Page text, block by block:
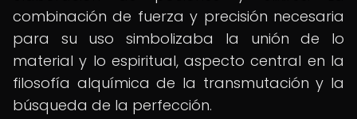
combinación de fuerza y precisión necesaria
para su uso simbolizaba la unión de lo
material y lo espiritual, aspecto central en la
filosofía alquímica de la transmutación y la
búsqueda de la perfección.